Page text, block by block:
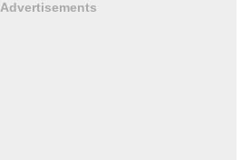
Advertisements